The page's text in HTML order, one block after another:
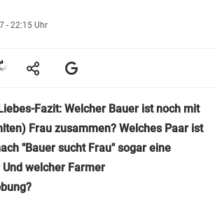
- 22:15 Uhr
Fazit: Welcher Bauer ist noch mit
Frau zusammen? Welches Paar ist
"Bauer sucht Frau" sogar eine
welcher Farmer